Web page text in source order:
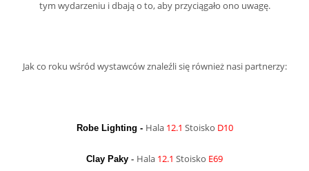
tym wydarzeniu i dbają o to, aby przyciągało ono uwagę.
Jak co roku wśród wystawców znaleźli się również nasi partnerzy:
Robe Lighting - Hala 12.1 Stoisko D10
Clay Paky - Hala 12.1 Stoisko E69